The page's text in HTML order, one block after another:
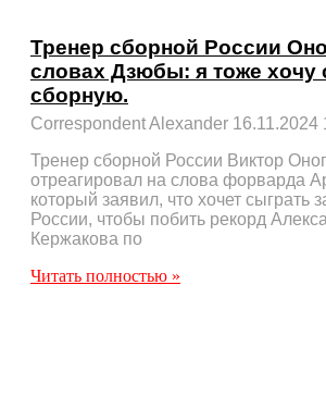
Тренер сборной России
словах Дзюбы: я тоже хочу
сборную.
Correspondent Alexander 16.11.2024
Тренер сборной России Виктор
отреагировал на слова форварда
который заявил, что хочет сыграть
России, чтобы побить рекорд
Кержакова по
Читать полностью »